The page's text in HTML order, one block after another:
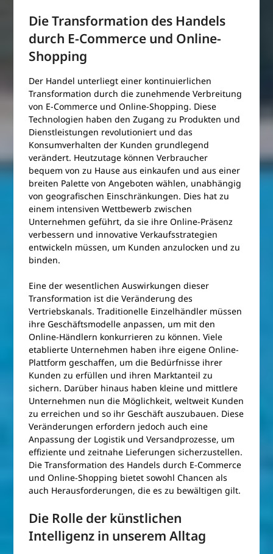
Die Transformation des Handels
durch E-Commerce und Online-
Shopping
Der Handel unterliegt einer kontinuierlichen
Transformation durch die zunehmende Verbreitung
von E-Commerce und Online-Shopping. Diese
Technologien haben den Zugang zu Produkten und
Dienstleistungen revolutioniert und das
Konsumverhalten der Kunden grundlegend
verändert. Heutzutage können Verbraucher
bequem von zu Hause aus einkaufen und aus einer
breiten Palette von Angeboten wählen, unabhängig
von geografischen Einschränkungen. Dies hat zu
einem intensiven Wettbewerb zwischen
Unternehmen geführt, da sie ihre Online-Präsenz
verbessern und innovative Verkaufsstrategien
entwickeln müssen, um Kunden anzulocken und zu
binden.
Eine der wesentlichen Auswirkungen dieser
Transformation ist die Veränderung des
Vertriebskanals. Traditionelle Einzelhändler müssen
ihre Geschäftsmodelle anpassen, um mit den
Online-Händlern konkurrieren zu können. Viele
etablierte Unternehmen haben ihre eigene Online-
Plattform geschaffen, um die Bedürfnisse ihrer
Kunden zu erfüllen und ihren Marktanteil zu
sichern. Darüber hinaus haben kleine und mittlere
Unternehmen nun die Möglichkeit, weltweit Kunden
zu erreichen und so ihr Geschäft auszubauen. Diese
Veränderungen erfordern jedoch auch eine
Anpassung der Logistik und Versandprozesse, um
effiziente und zeitnahe Lieferungen sicherzustellen.
Die Transformation des Handels durch E-Commerce
und Online-Shopping bietet sowohl Chancen als
auch Herausforderungen, die es zu bewältigen gilt.
Die Rolle der künstlichen
Intelligenz in unserem Alltag